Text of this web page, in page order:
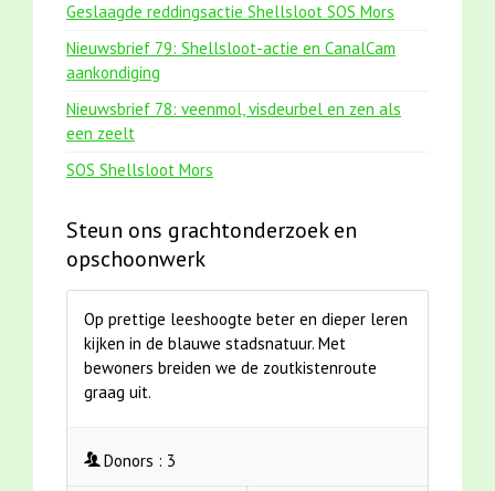
Geslaagde reddingsactie Shellsloot SOS Mors
Nieuwsbrief 79: Shellsloot-actie en CanalCam
aankondiging
Nieuwsbrief 78: veenmol, visdeurbel en zen als
een zeelt
SOS Shellsloot Mors
Steun ons grachtonderzoek en
opschoonwerk
Op prettige leeshoogte beter en dieper leren
kijken in de blauwe stadsnatuur. Met
bewoners breiden we de zoutkistenroute
graag uit.
Donors : 3